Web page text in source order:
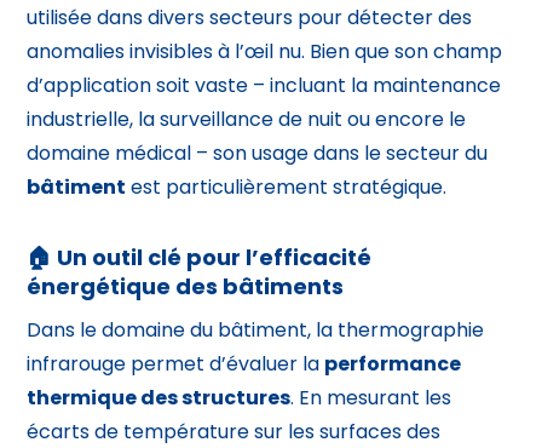
utilisée dans divers secteurs pour détecter des
anomalies invisibles à l’œil nu. Bien que son champ
d’application soit vaste – incluant la maintenance
industrielle, la surveillance de nuit ou encore le
domaine médical – son usage dans le secteur du
bâtiment est particulièrement stratégique.
🏠 Un outil clé pour l’efficacité
énergétique des bâtiments
Dans le domaine du bâtiment, la thermographie
infrarouge permet d’évaluer la performance
thermique des structures. En mesurant les
écarts de température sur les surfaces des